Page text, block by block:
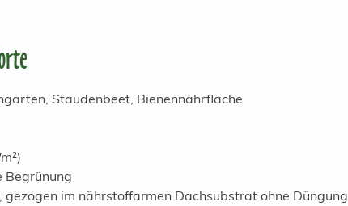
Staudenbeet, Bienennährfläche
Begrünung
im nährstoffarmen Dachsubstrat ohne